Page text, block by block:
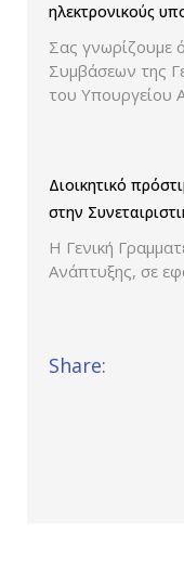
ηλεκτρονικούς
Σας γνωρίζουμε
Συμβάσεων της
του Υπουργείου
Διοικητικό
στην
Η Γενική
Ανάπτυξης, σε
Share: